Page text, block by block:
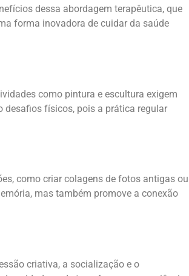
dessa abordagem terapêutica, que
forma inovadora de cuidar da saúde
como pintura e escultura exigem
desafios físicos, pois a prática regular
como criar colagens de fotos antigas ou
mas também promove a conexão
criativa, a socialização e o